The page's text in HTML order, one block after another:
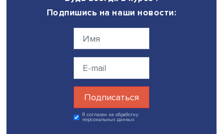
Будь всегда в курсе !
Подпишись на наши новости: